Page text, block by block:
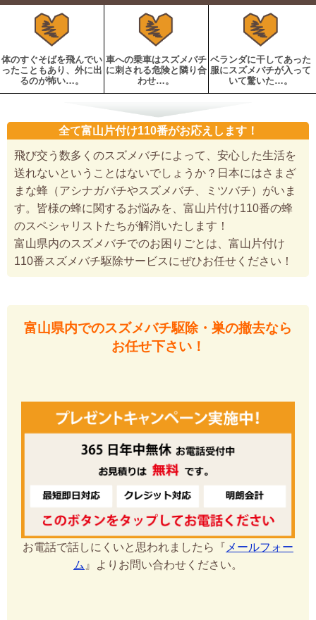
体のすぐそばを飛んでい
ったこともあり、外に出
るのが怖い…。
車への乗車はスズメバチ
に刺される危険と隣り合
わせ…。
ベランダに干してあった
服にスズメバチが入って
いて驚いた…。
全て富山片付け110番がお応えします！
飛び交う数多くのスズメバチによって、安心した生活を
送れないということはないでしょうか？日本にはさまざ
まな蜂（アシナガバチやスズメバチ、ミツバチ）がいま
す。皆様の蜂に関するお悩みを、富山片付け110番の蜂
のスペシャリストたちが解消いたします！
富山県内のスズメバチでのお困りごとは、富山片付け
110番スズメバチ駆除サービスにぜひお任せください！
富山県内でのスズメバチ駆除・巣の撤去なら
お任せ下さい！
お電話で話しにくいと思われましたら『 メールフォー
ム 』よりお問い合わせください。